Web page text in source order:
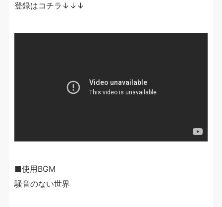
登録はコチラ↓↓↓
■使用BGM
騒音のない世界